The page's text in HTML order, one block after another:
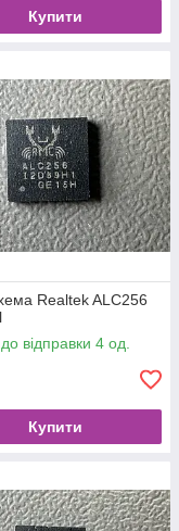
Купити
Realtek ALC256
відправки 4 од.
Купити